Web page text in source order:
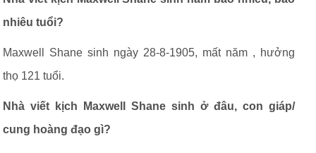
nhiêu tuổi?
Maxwell Shane sinh ngày 28-8-1905, mất năm , hưởng
thọ 121 tuổi.
Nhà viết kịch Maxwell Shane sinh ở đâu, con giáp/
cung hoàng đạo gì?